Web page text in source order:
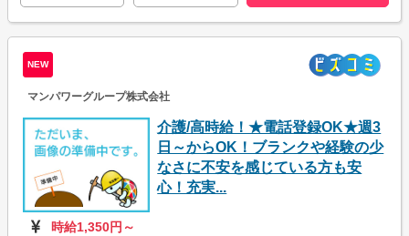
NEW
マンパワーグループ株式会社
介護/高時給！★電話登録OK★週3
日～からOK！ブランクや経験の少
なさに不安を感じている方も安
心！充実...
時給1,350円～